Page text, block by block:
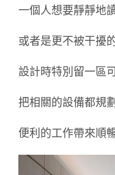
一個人想要靜靜地
或者是更不被干擾
設計時特別留一區
把相關的設備都規
便利的工作帶來順